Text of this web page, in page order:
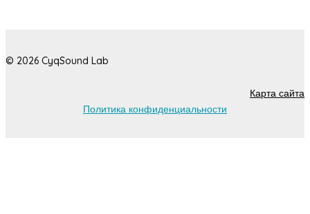
© 2026 CyqSound Lab
Карта сайта
Политика конфиденциальности